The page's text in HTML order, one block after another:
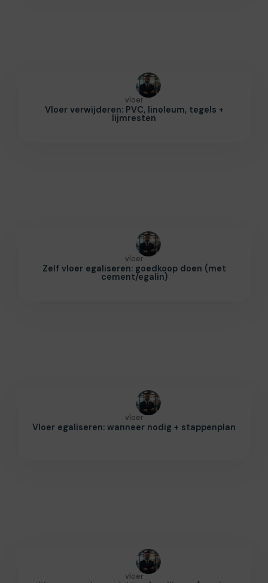
vloer
Vloer verwijderen: PVC, linoleum, tegels +
lijmresten
vloer
Zelf vloer egaliseren: goedkoop doen (met
cement/egalin)
vloer
Vloer egaliseren: wanneer nodig + stappenplan
vloer